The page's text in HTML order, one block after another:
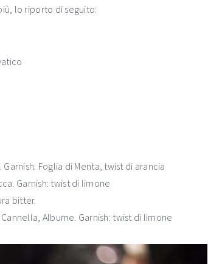
lo riporto di seguito:
Foglia di Menta, twist di arancia
Garnish: twist di limone
bitter.
Albume. Garnish: twist di limone